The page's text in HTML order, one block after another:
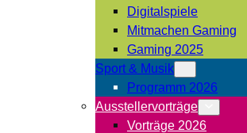
Digitalspiele
Mitmachen Gaming
Gaming 2025
Sport & Musik
Programm 2026
Ausstellervorträge
Vorträge 2026